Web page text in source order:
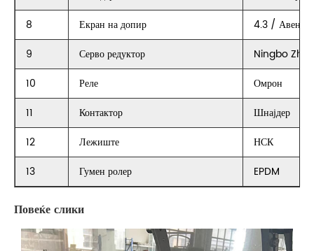
8
Екран на допир
4.3 /
9
Серво редуктор
Ningbo
10
Реле
Омрон
11
Контактор
Шнајдер
12
Лежиште
НСК
13
Гумен ролер EPDM
Повеќе слики